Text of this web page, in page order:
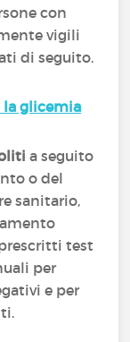
con
vigili
di seguito.
glicemia
a seguito
o del
sanitario,
test
per
e per